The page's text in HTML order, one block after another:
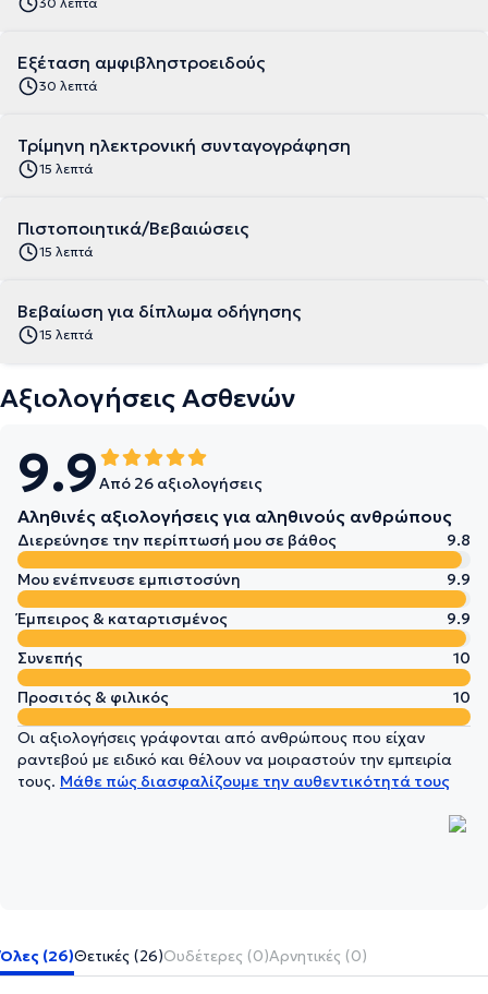
Εξέταση αμφιβληστροειδούς
30 λεπτά
Τρίμηνη ηλεκτρονική συνταγογράφηση
15 λεπτά
Πιστοποιητικά/Βεβαιώσεις
15 λεπτά
Βεβαίωση για δίπλωμα οδήγησης
15 λεπτά
Αξιολογήσεις Ασθενών
9.9Από 26 αξιολογήσεις
Αληθινές αξιολογήσεις για αληθινούς ανθρώπους
Διερεύνησε την περίπτωσή μου σε βάθος
9.8
Μου ενέπνευσε εμπιστοσύνη
9.9
Έμπειρος & καταρτισμένος
9.9
Συνεπής
10
Προσιτός & φιλικός
10
Οι αξιολογήσεις γράφονται από ανθρώπους που είχαν
ραντεβού με ειδικό και θέλουν να μοιραστούν την εμπειρία
τους. Μάθε πώς διασφαλίζουμε την αυθεντικότητά τους
Όλες (26)Θετικές (26)Ουδέτερες (0)Αρνητικές (0)